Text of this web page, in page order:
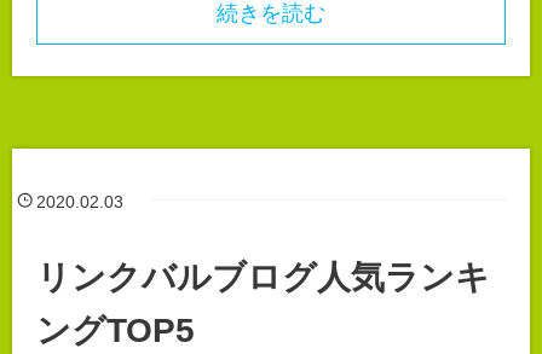
続きを読む
2020.02.03
リンクバルブログ人気ランキ
ングTOP5